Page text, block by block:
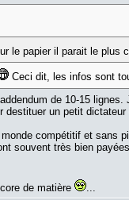
le papier il parait le plus
Ceci dit, les infos sont
de 10-15
un petit
compétitif et
souvent très bien
de matière ...